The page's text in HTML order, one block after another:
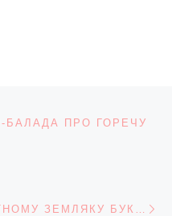
БАЛАДА ПРО ГОРЕЧУ